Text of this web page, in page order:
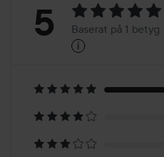
Betyg:
Baserat
på
1
5 Baserat på 1 betyg
i